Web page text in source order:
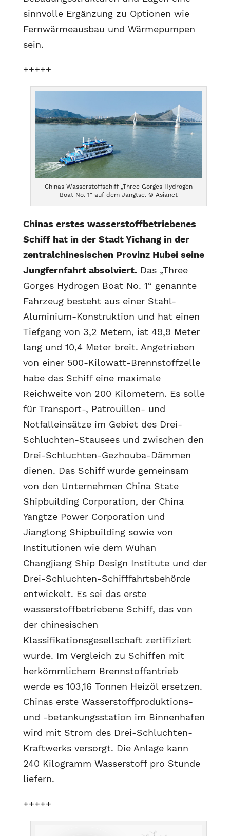
sinnvolle Ergänzung zu Optionen wie
Fernwärmeausbau und Wärmepumpen
sein.
+++++
Chinas Wasserstoffschiff „Three Gorges Hydrogen
Boat No. 1″ auf dem Jangtse. © Asianet
Chinas erstes wasserstoffbetriebenes
Schiff hat in der Stadt Yichang in der
zentralchinesischen Provinz Hubei seine
Jungfernfahrt absolviert.Das „Three
Gorges Hydrogen Boat No. 1“ genannte
Fahrzeug besteht aus einer Stahl-
Aluminium-Konstruktion und hat einen
Tiefgang von 3,2 Metern, ist 49,9 Meter
lang und 10,4 Meter breit. Angetrieben
von einer 500-Kilowatt-Brennstoffzelle
habe das Schiff eine maximale
Reichweite von 200 Kilometern. Es solle
für Transport-, Patrouillen- und
Notfalleinsätze im Gebiet des Drei-
Schluchten-Stausees und zwischen den
Drei-Schluchten-Gezhouba-Dämmen
dienen. Das Schiff wurde gemeinsam
von den Unternehmen China State
Shipbuilding Corporation, der China
Yangtze Power Corporation und
Jianglong Shipbuilding sowie von
Institutionen wie dem Wuhan
Changjiang Ship Design Institute und der
Drei-Schluchten-Schifffahrtsbehörde
entwickelt. Es sei das erste
wasserstoffbetriebene Schiff, das von
der chinesischen
Klassifikationsgesellschaft zertifiziert
wurde. Im Vergleich zu Schiffen mit
herkömmlichem Brennstoffantrieb
werde es 103,16 Tonnen Heizöl ersetzen.
Chinas erste Wasserstoffproduktions-
und -betankungsstation im Binnenhafen
wird mit Strom des Drei-Schluchten-
Kraftwerks versorgt. Die Anlage kann
240 Kilogramm Wasserstoff pro Stunde
liefern.
+++++